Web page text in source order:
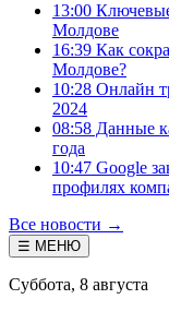
13:00
Молдове
16:39 Как
Молдове?
10:28 Онлайн
2024
08:58 Данные
года
10:47 Google
профилях
Все новости →
☰ МЕНЮ
Суббота, 8 августа